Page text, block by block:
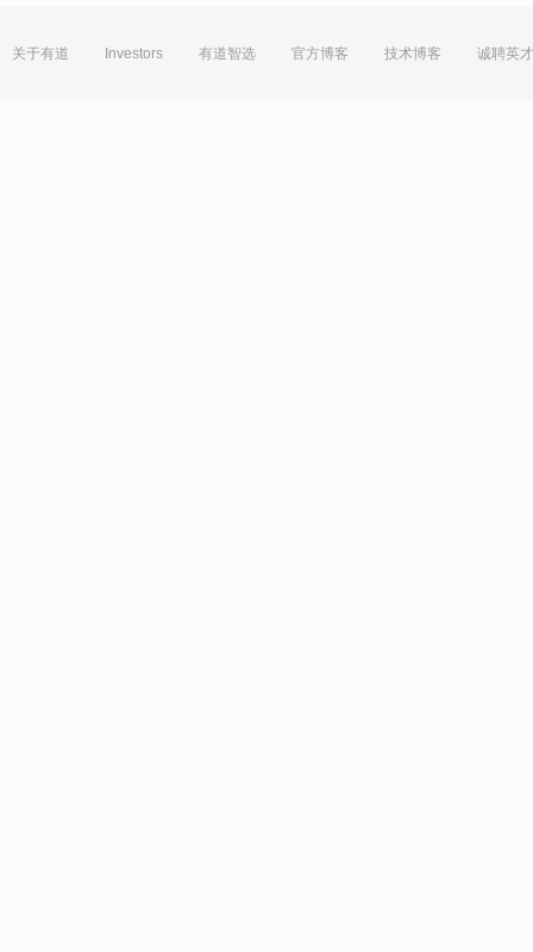
关于有道 Investors 有道智选 官方博客 技术博客 诚聘英才